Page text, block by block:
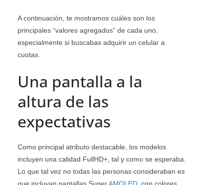
A continuación, te mostramos cuáles son los
principales “valores agregados” de cada uno,
especialmente si buscabas adquirir un celular a
cuotas.
Una pantalla a la
altura de las
expectativas
Como principal atributo destacable, los modelos
incluyen una calidad FullHD+, tal y como se esperaba.
Lo que tal vez no todas las personas consideraban es
que incluyan pantallas SuperAMOLED , con colores